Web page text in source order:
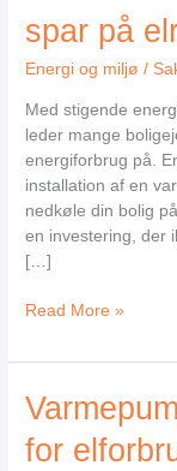
spar på
Energi og miljø /
Med stigende
leder mange
energiforbrug på.
installation af en
nedkøle din bolig
en investering, der
[…]
installeret
en
varmepumpe
og
spar
på
elregningen
Read More »
for
Varmepumper:
En
grøn